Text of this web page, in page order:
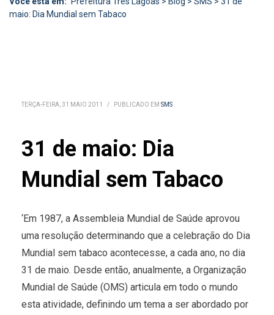
maio: Dia Mundial sem Tabaco
TERÇA-FEIRA, 31 MAIO 2011 / PUBLICADO EM SMS
31 de maio: Dia
Mundial sem Tabaco
‘Em 1987, a Assembleia Mundial de Saúde aprovou
uma resolução determinando que a celebração do Dia
Mundial sem tabaco acontecesse, a cada ano, no dia
31 de maio. Desde então, anualmente, a Organização
Mundial de Saúde (OMS) articula em todo o mundo
esta atividade, definindo um tema a ser abordado por